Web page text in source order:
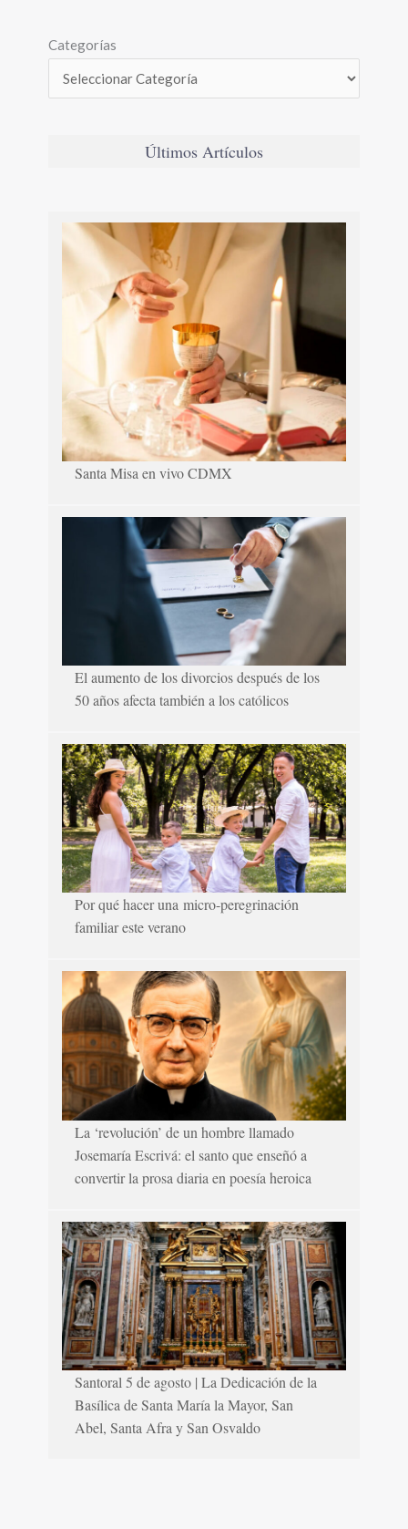
Categorías
Últimos Artículos
Santa Misa en vivo CDMX
El aumento de los divorcios después de los
50 años afecta también a los católicos
Por qué hacer una micro-peregrinación
familiar este verano
La ‘revolución’ de un hombre llamado
Josemaría Escrivá: el santo que enseñó a
convertir la prosa diaria en poesía heroica
Santoral 5 de agosto | La Dedicación de la
Basílica de Santa María la Mayor, San
Abel, Santa Afra y San Osvaldo